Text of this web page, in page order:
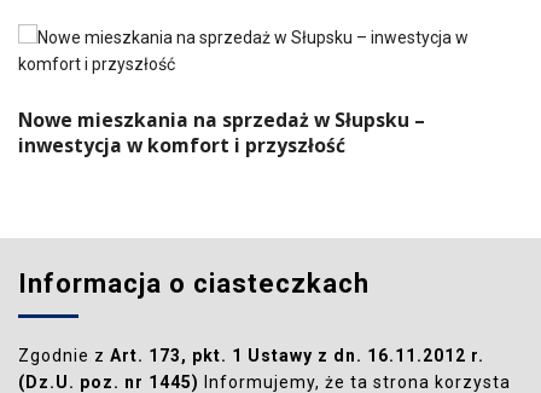
Nowe mieszkania na sprzedaż w Słupsku –
inwestycja w komfort i przyszłość
Informacja o ciasteczkach
Zgodnie z Art. 173, pkt. 1 Ustawy z dn. 16.11.2012 r.
(Dz.U. poz. nr 1445) Informujemy, że ta strona korzysta